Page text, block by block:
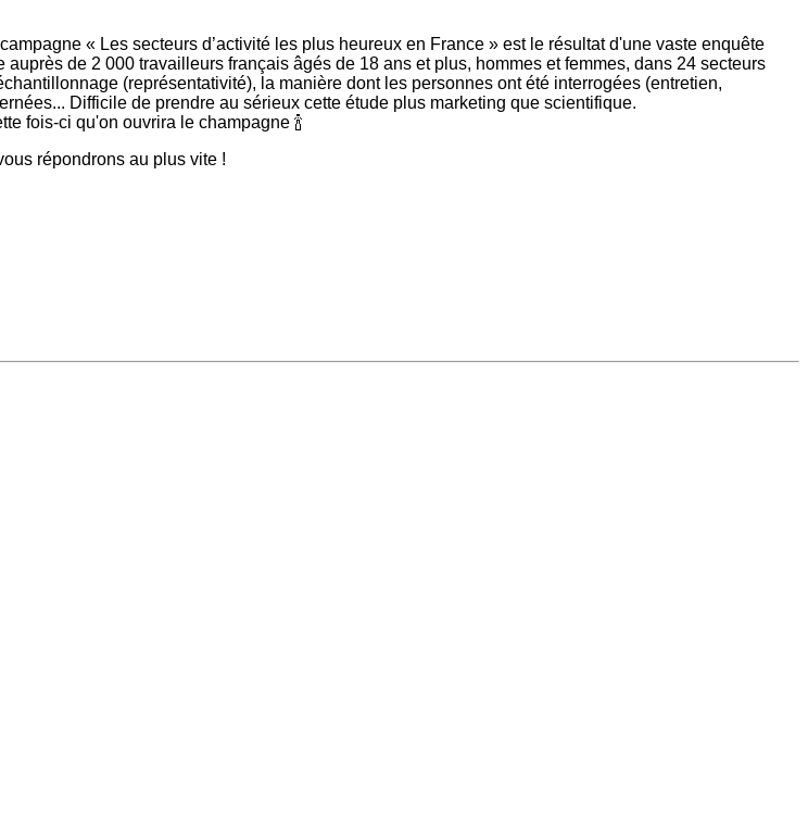
« Les secteurs d’activité les plus heureux en France » est le résultat d'une vaste enquête
de 2 000 travailleurs français âgés de 18 ans et plus, hommes et femmes, dans 24 secteurs
(représentativité), la manière dont les personnes ont été interrogées (entretien,
Difficile de prendre au sérieux cette étude plus marketing que scientifique.
fois-ci qu'on ouvrira le champagne 🍾
répondrons au plus vite !